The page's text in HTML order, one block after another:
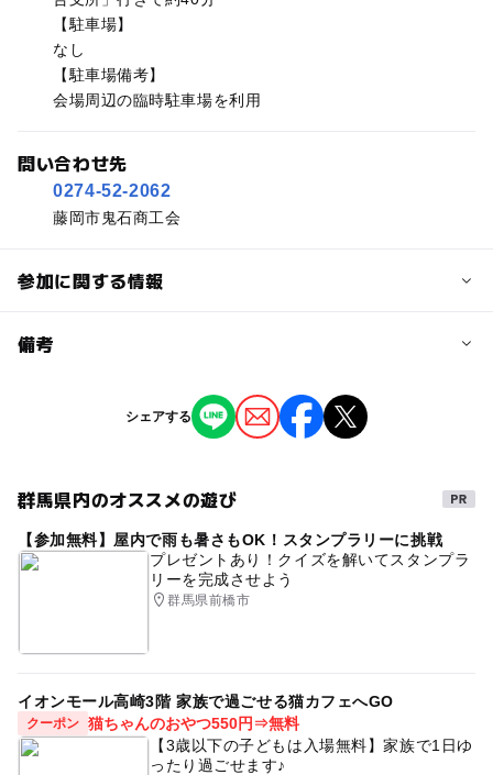
【駐車場】
なし
【駐車場備考】
会場周辺の臨時駐車場を利用
問い合わせ先
0274-52-2062
藤岡市鬼石商工会
参加に関する情報
予約/応募
備考
※掲載の情報は天候や主催者側の都合などにより変更にな
ることがあります。
シェアする
群馬県内のオススメの遊び
【参加無料】屋内で雨も暑さもOK！スタンプラリーに挑戦
プレゼントあり！クイズを解いてスタンプラ
リーを完成させよう
群馬県前橋市
イオンモール高崎3階 家族で過ごせる猫カフェへGO
クーポン 猫ちゃんのおやつ550円⇒無料
【3歳以下の子どもは入場無料】家族で1日ゆ
ったり過ごせます♪